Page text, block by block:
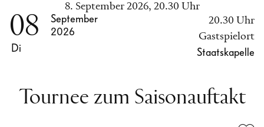
Tournee zum Saisonauftakt
8. September 2026, 20.30 Uhr
08
Di
September
2026
20.30 Uhr
Gastspielort
Staatskapelle